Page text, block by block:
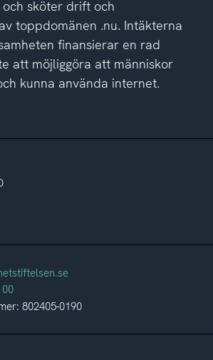
sköter drift och
toppdomänen .nu. Intäkterna
finansierar en rad
att möjliggöra att människor
kunna använda internet.
802405-0190